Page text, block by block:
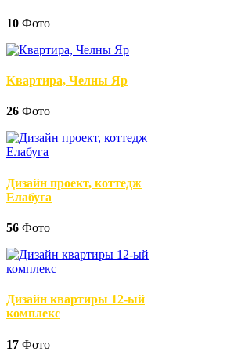
10 Фото
Квартира, Челны Яр
26 Фото
Дизайн проект, коттедж
Елабуга
56 Фото
Дизайн квартиры 12-ый
комплекс
17 Фото